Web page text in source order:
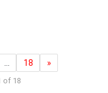
18 »
of 18